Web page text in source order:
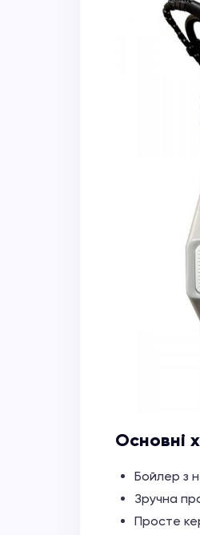
Основні
Бойлер з
Зручна
Просте